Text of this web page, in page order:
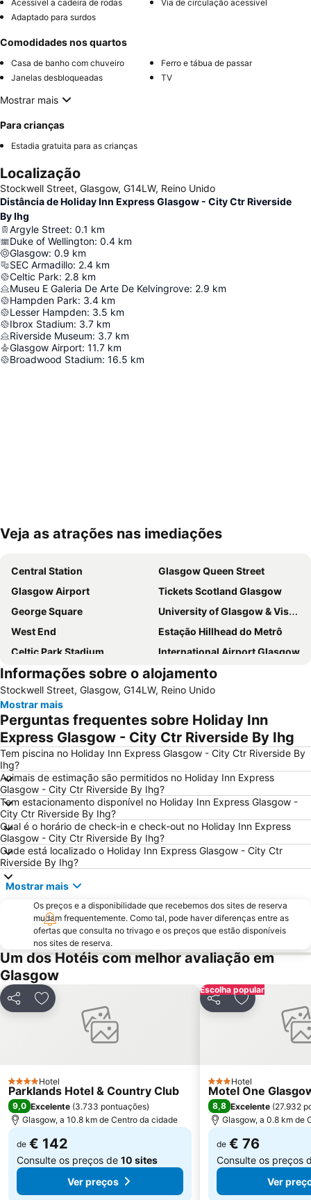
Acessível a cadeira de rodas
Via de circulação acessível
Adaptado para surdos
Comodidades nos quartos
Casa de banho com chuveiro
Ferro e tábua de passar
Janelas desbloqueadas
TV
Mostrar mais
Para crianças
Estadia gratuita para as crianças
Localização
Stockwell Street, Glasgow, G14LW, Reino Unido
Distância de Holiday Inn Express Glasgow - City Ctr Riverside
By Ihg
Argyle Street: 0.1 km
Duke of Wellington: 0.4 km
Glasgow: 0.9 km
SEC Armadillo: 2.4 km
Celtic Park: 2.8 km
Museu E Galeria De Arte De Kelvingrove: 2.9 km
Hampden Park: 3.4 km
Lesser Hampden: 3.5 km
Ibrox Stadium: 3.7 km
Riverside Museum: 3.7 km
Glasgow Airport: 11.7 km
Broadwood Stadium: 16.5 km
Ampliar mapa
Veja as atrações nas imediações
Central Station
Glasgow Queen Street
Glasgow Airport
Tickets Scotland Glasgow
George Square
University of Glasgow & Visitor Centre
West End
Estação Hillhead do Metrô
Celtic Park Stadium
International Airport Glasgow
Glasgow Prestwick Airport
Hampden Park
Victoria Park
Finnieston
Buchanan bus station
Scottish Exhibition and Conference Centre
Citizen's Theatre
Princes Square
Buchanan Street
Apple Store
Shawlands
Queen's Park
Ibrox Stadium
Orchard Park
Blair Drummond Safari and Adventure Park
Informações sobre o alojamento
Stockwell Street, Glasgow, G14LW, Reino Unido
Mostrar mais
Perguntas frequentes sobre Holiday Inn
Express Glasgow - City Ctr Riverside By Ihg
Tem piscina no Holiday Inn Express Glasgow - City Ctr Riverside By
Ihg?
Animais de estimação são permitidos no Holiday Inn Express
Glasgow - City Ctr Riverside By Ihg?
Tem estacionamento disponível no Holiday Inn Express Glasgow -
City Ctr Riverside By Ihg?
Qual é o horário de check-in e check-out no Holiday Inn Express
Glasgow - City Ctr Riverside By Ihg?
Onde está localizado o Holiday Inn Express Glasgow - City Ctr
Riverside By Ihg?
Mostrar mais
Os preços e a disponibilidade que recebemos dos sites de reserva
mudam frequentemente. Como tal, pode haver diferenças entre as
ofertas que consulta no trivago e os preços que estão disponíveis
nos sites de reserva.
Um dos Hotéis com melhor avaliação em
Glasgow
PartilharAdicionar aos favoritos
4 Estrelas
Hotel
Parklands Hotel & Country Club
9,0 Excelente (3.733 pontuações)
Glasgow, a 10.8 km de Centro da cidade
de € 142
Consulte os preços de 10 sites
Ver preços
Escolha popular
PartilharAdicionar
3 Estrelas
Hotel
Motel One
8,8 Excelente (27.932
Glasgow, a 0.8 km de
de € 76
Consulte os preços
Ver